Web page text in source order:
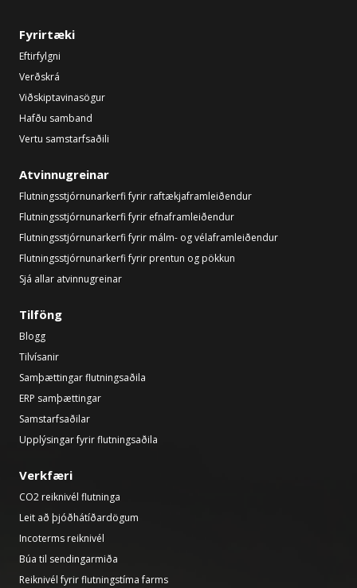
Fyrirtæki
Eftirfylgni
Verðskrá
Viðskiptavinasögur
Hafðu samband
Vertu samstarfsaðili
Atvinnugreinar
Flutningsstjórnunarkerfi fyrir raftækjaframleiðendur
Flutningsstjórnunarkerfi fyrir efnaframleiðendur
Flutningsstjórnunarkerfi fyrir málm- og vélaframleiðendur
Flutningsstjórnunarkerfi fyrir prentun og pökkun
Sjá allar atvinnugreinar
Tilföng
Blogg
Tilvísanir
Samþættingar flutningsaðila
ERP samþættingar
Samstarfsaðilar
Upplýsingar fyrir flutningsaðila
Verkfæri
CO2 reiknivél flutninga
Leit að þjóðhátíðardögum
Incoterms reiknivél
Búa til sendingarmiða
Reiknivél fyrir flutningstíma farms